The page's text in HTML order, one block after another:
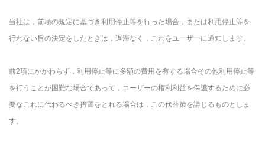
当社は，前項の規定に基づき利用停止等を行った場合，または利用停止等を
行わない旨の決定をしたときは，遅滞なく，これをユーザーに通知します。
前2項にかかわらず，利用停止等に多額の費用を有する場合その他利用停止等
を行うことが困難な場合であって，ユーザーの権利利益を保護するために必
要なこれに代わるべき措置をとれる場合は，この代替策を講じるものとしま
す。